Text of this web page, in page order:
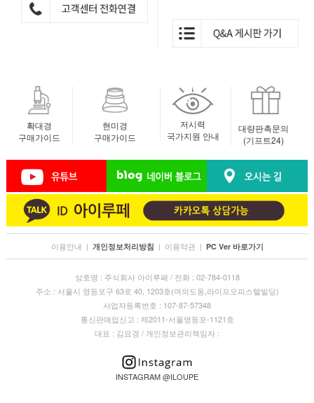
확대경
구매가이드
현미경
구매가이드
저시력
국가지원 안내
대량판촉문의
(기프트24)
이용안내 | 개인정보처리방침 | 이용약관 | PC Ver 바로가기
상호명 : 주식회사 아이루페 / 전화 : 02-784-0118
주소 : 서울시 영등포구 63로 40, 1203호(여의도동,라이프오피스텔빌딩)
사업자등록번호 : 107-87-57348
통신판매업신고 : 제2011-서울영등포-1121호
대표 : 김묘경 / 개인정보관리책임자 :
INSTAGRAM @ILOUPE